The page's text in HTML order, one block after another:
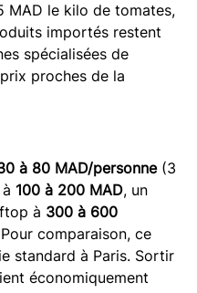
MAD le kilo de tomates,
importés restent
spécialisées de
proches de la
à 80 MAD/personne(3
100 à 200 MAD, un
à 300 à 600
comparaison, ce
standard à Paris. Sortir
économiquement